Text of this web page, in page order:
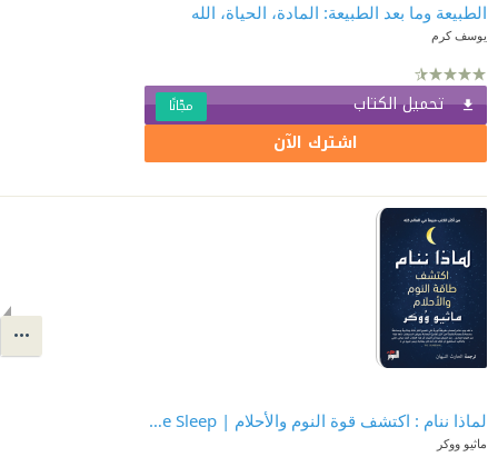
الطبيعة وما بعد الطبيعة: المادة، الحياة، الله
يوسف كرم
تحميل الكتاب مجّانًا
اشترك الآن
لماذا ننام : اكتشف قوة النوم والأحلام | Why We Sleep
ماثيو ووكر